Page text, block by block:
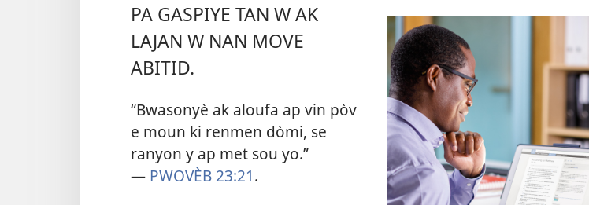
PA GASPIYE TAN W AK
LAJAN W NAN MOVE
ABITID.
“Bwasonyè ak aloufa ap vin pòv
e moun ki renmen dòmi, se
ranyon y ap met sou yo.”
— PWOVÈB 23:21.